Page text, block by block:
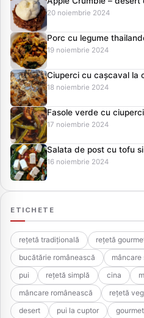
20 noiembrie 2024
Porc cu legume
19 noiembrie 2024
Ciuperci cu cașcaval la
18 noiembrie 2024
Fasole verde cu
17 noiembrie 2024
Salata de post cu tofu
16 noiembrie 2024
ETICHETE
rețetă tradițională rețetă
bucătărie românească
mâncare
pui
rețetă simplă cina
mâncare românească
rețetă
desert
pui la cuptor gourmet